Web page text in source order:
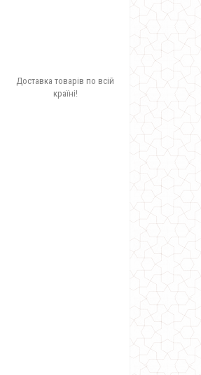
Доставка товарів по всій
країні!